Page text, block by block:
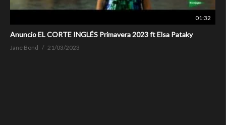
01:32
Anuncio EL CORTE INGLÉS Primavera 2023 ft Elsa Pataky
Jane Bond 21/03/2023